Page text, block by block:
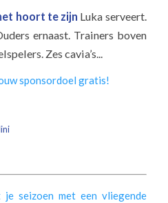
hoort te zijn Luka serveert.
ernaast. Trainers boven
Zes cavia’s...
je seizoen met een vliegende